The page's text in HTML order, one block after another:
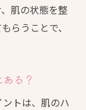
肌の状態を整
らうことで、
る？
トは、肌のハ